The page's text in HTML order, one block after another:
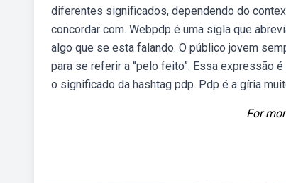
diferentes significados, dependendo do
concordar com. Webpdp é uma sigla que
algo que se esta falando. O público jovem
para se referir a “pelo feito”. Essa expressão
o significado da hashtag pdp. Pdp é a gíria
For